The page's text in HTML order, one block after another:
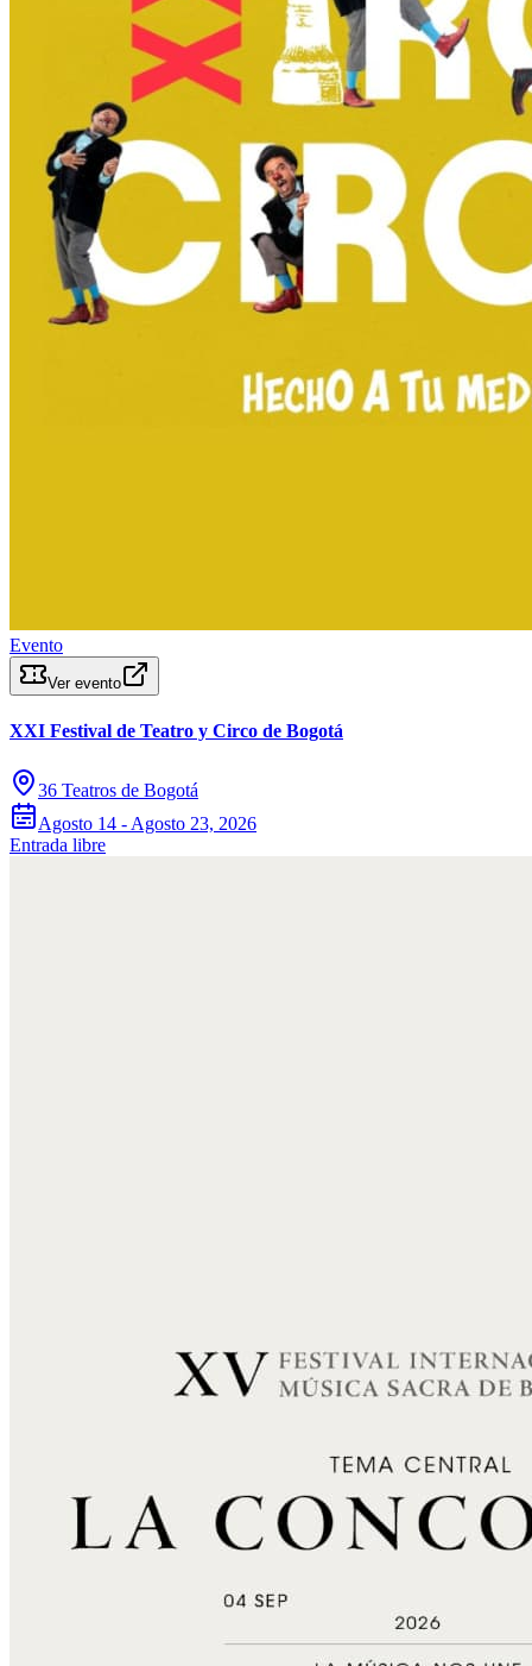
Evento
Ver evento
XXI Festival de Teatro y Circo de Bogotá
36 Teatros de Bogotá
Agosto 14 - Agosto 23, 2026
Entrada libre